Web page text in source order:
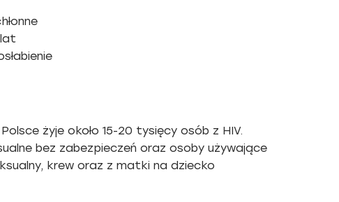
żyje około 15-20 tysięcy osób z HIV.
bez zabezpieczeń oraz osoby używające
krew oraz z matki na dziecko